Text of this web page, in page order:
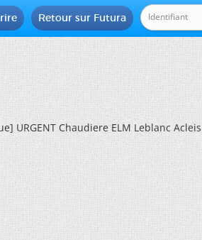
Retour sur Futura
URGENT Chaudiere ELM Leblanc Acleis